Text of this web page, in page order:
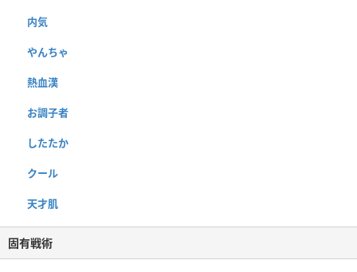
内気
やんちゃ
熱血漢
お調子者
したたか
クール
天才肌
固有戦術